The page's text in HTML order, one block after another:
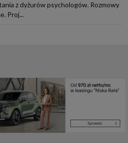
z dyżurów psychologów. Rozmowy
Proj...